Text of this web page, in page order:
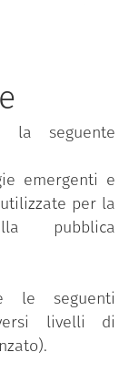
emergenti per
a tutti i
la
e
gratuitamente
della
11 competenze
ciascuna
in un numero
la seguente
emergenti e
per la
pubblica
le seguenti
livelli di